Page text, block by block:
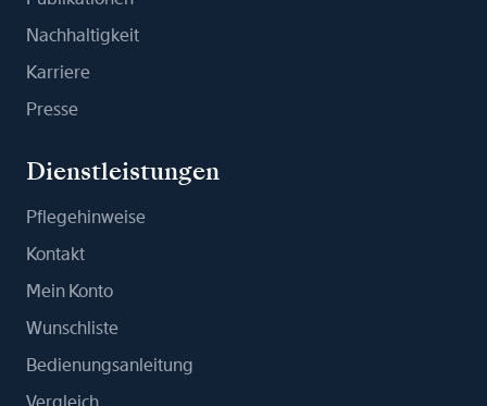
Nachhaltigkeit
Karriere
Presse
Dienstleistungen
Pflegehinweise
Kontakt
Mein Konto
Wunschliste
Bedienungsanleitung